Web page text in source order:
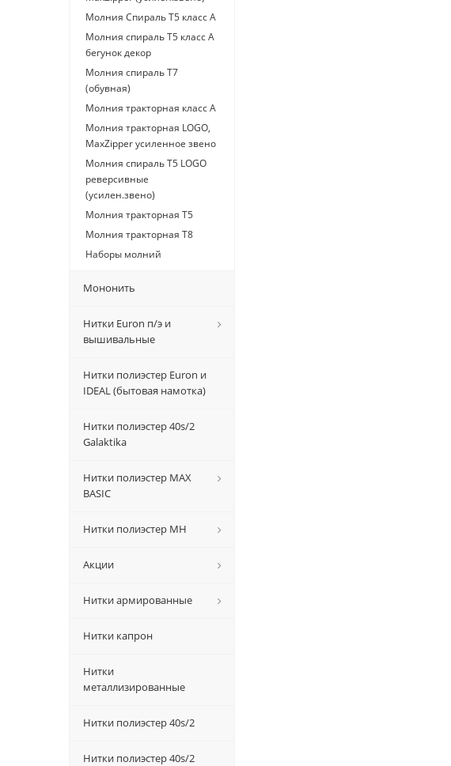
Молния Спираль Т5 класс А
Молния спираль Т5 класс А
бегунок декор
Молния спираль Т7
(обувная)
Молния тракторная класс А
Молния тракторная LOGO,
MaxZipper усиленное звено
Молния спираль Т5 LOGO
реверсивные
(усилен.звено)
Молния тракторная Т5
Молния тракторная Т8
Наборы молний
Мононить
Нитки Euron п/э и
вышивальные
Нитки полиэстер Euron и
IDEAL (бытовая намотка)
Нитки полиэстер 40s/2
Galaktika
Нитки полиэстер MAX
BASIC
Нитки полиэстер MH
Акции
Нитки армированные
Нитки капрон
Нитки
металлизированные
Нитки полиэстер 40s/2
Нитки полиэстер 40s/2